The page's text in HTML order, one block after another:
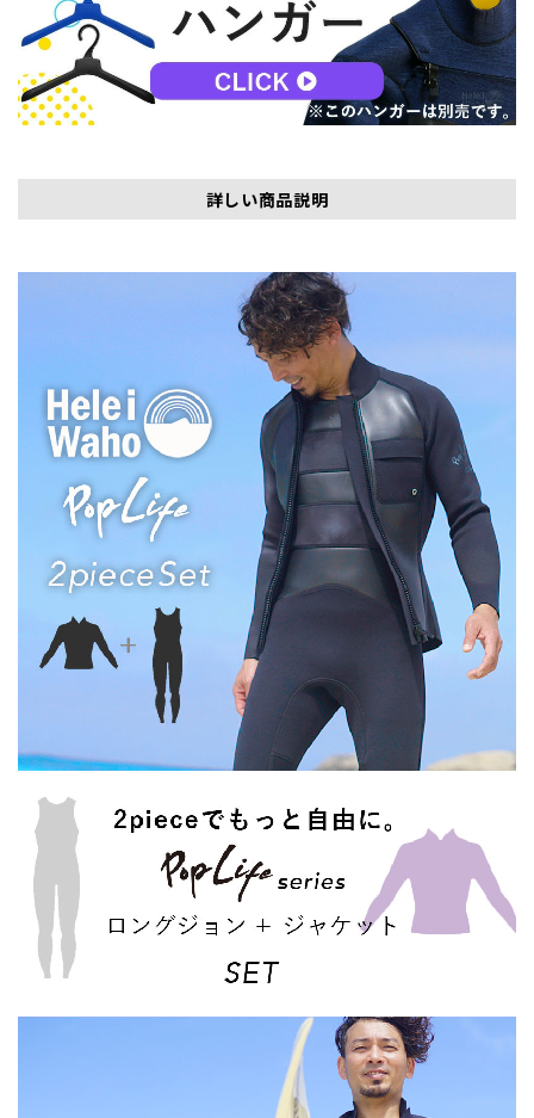
詳しい商品説明